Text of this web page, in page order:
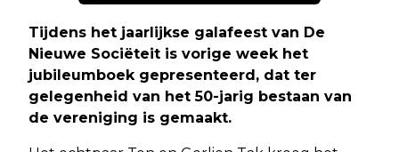
Tijdens het jaarlijkse galafeest van De
Nieuwe Sociëteit is vorige week het
jubileumboek gepresenteerd, dat ter
gelegenheid van het 50-jarig bestaan van
de vereniging is gemaakt.